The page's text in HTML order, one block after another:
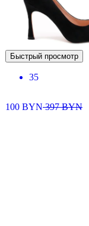
Быстрый просмотр
35
100 BYN397BYN